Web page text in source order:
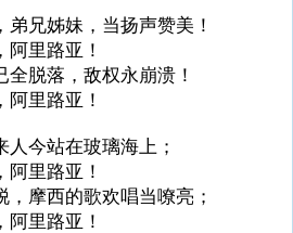
弟兄姊妹，当扬声赞美！
里路亚！
全脱落，敌权永崩溃！
里路亚！
人今站在玻璃海上；
里路亚！
，摩西的歌欢唱当嘹亮；
里路亚！